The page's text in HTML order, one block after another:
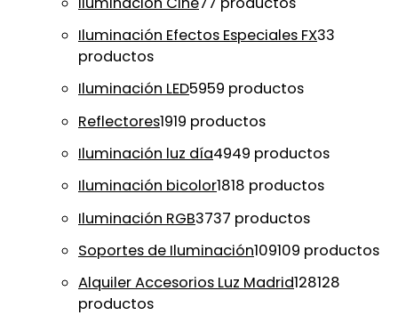
Iluminación Efectos Especiales FX33
productos
Iluminación LED5959 productos
Reflectores1919 productos
Iluminación luz día4949 productos
Iluminación bicolor1818 productos
Iluminación RGB3737 productos
Soportes de Iluminación109109 productos
Alquiler Accesorios Luz Madrid128128
productos